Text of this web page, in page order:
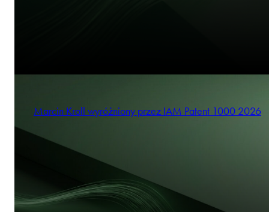
Marcin Kroll wyróżniony przez IAM Patent 1000 2026